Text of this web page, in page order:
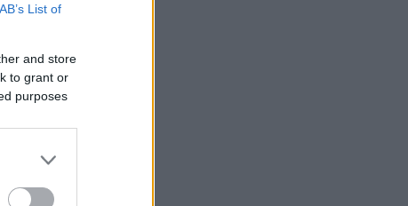
List of
and store
to grant or
purposes
08/08/26 - 08:59
μελτέμια στο Αιγαίο
08/08/26 - 08:42
αποκορύφωμά της η έξοδος του
ΔΙΕΘΝΗ
08/08/26 - 08:29